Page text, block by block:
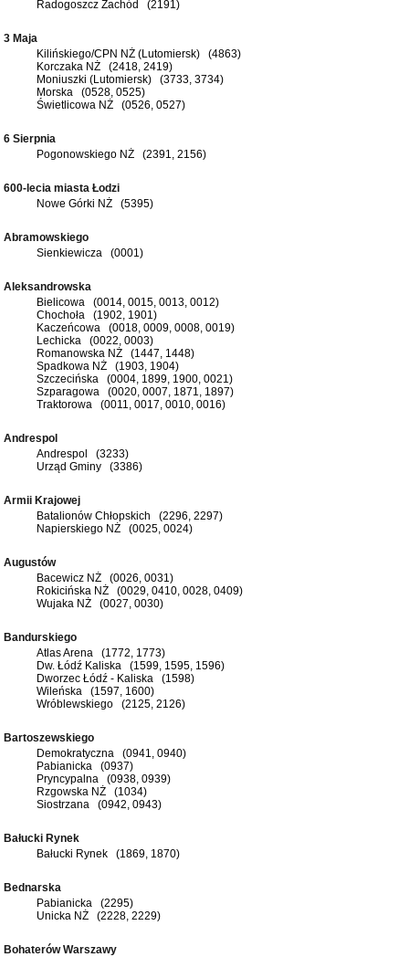
Radogoszcz Zachód (2191)
3 Maja
Kilińskiego/CPN NŻ (Lutomiersk) (4863)
Korczaka NŻ (2418, 2419)
Moniuszki (Lutomiersk) (3733, 3734)
Morska (0528, 0525)
Świetlicowa NŻ (0526, 0527)
6 Sierpnia
Pogonowskiego NŻ (2391, 2156)
600-lecia miasta Łodzi
Nowe Górki NŻ (5395)
Abramowskiego
Sienkiewicza (0001)
Aleksandrowska
Bielicowa (0014, 0015, 0013, 0012)
Chochoła (1902, 1901)
Kaczeńcowa (0018, 0009, 0008, 0019)
Lechicka (0022, 0003)
Romanowska NŻ (1447, 1448)
Spadkowa NŻ (1903, 1904)
Szczecińska (0004, 1899, 1900, 0021)
Szparagowa (0020, 0007, 1871, 1897)
Traktorowa (0011, 0017, 0010, 0016)
Andrespol
Andrespol (3233)
Urząd Gminy (3386)
Armii Krajowej
Batalionów Chłopskich (2296, 2297)
Napierskiego NŻ (0025, 0024)
Augustów
Bacewicz NŻ (0026, 0031)
Rokicińska NŻ (0029, 0410, 0028, 0409)
Wujaka NŻ (0027, 0030)
Bandurskiego
Atlas Arena (1772, 1773)
Dw. Łódź Kaliska (1599, 1595, 1596)
Dworzec Łódź - Kaliska (1598)
Wileńska (1597, 1600)
Wróblewskiego (2125, 2126)
Bartoszewskiego
Demokratyczna (0941, 0940)
Pabianicka (0937)
Pryncypalna (0938, 0939)
Rzgowska NŻ (1034)
Siostrzana (0942, 0943)
Bałucki Rynek
Bałucki Rynek (1869, 1870)
Bednarska
Pabianicka (2295)
Unicka NŻ (2228, 2229)
Bohaterów Warszawy